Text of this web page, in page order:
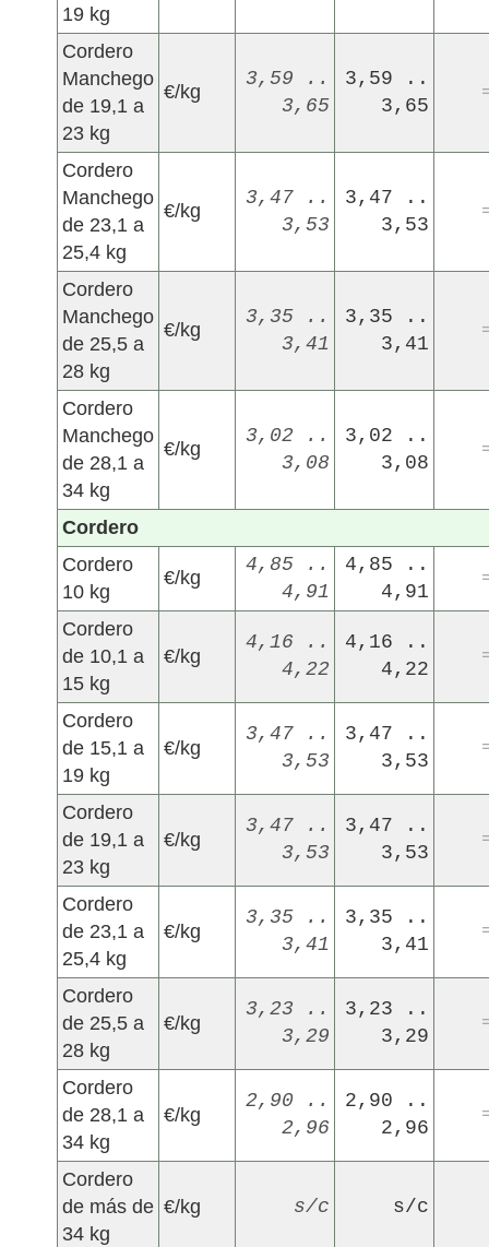
19 kg
Cordero
Manchego
de 19,1 a
23 kg
€/kg
3,59 ..
3,65
3,59 ..
3,65
Cordero
Manchego
de 23,1 a
25,4 kg
€/kg
3,47 ..
3,53
3,47 ..
3,53
Cordero
Manchego
de 25,5 a
28 kg
€/kg
3,35 ..
3,41
3,35 ..
3,41
Cordero
Manchego
de 28,1 a
34 kg
€/kg
3,02 ..
3,08
3,02 ..
3,08
Cordero
Cordero
10 kg
€/kg
4,85 ..
4,91
4,85 ..
4,91
Cordero
de 10,1 a
15 kg
€/kg
4,16 ..
4,22
4,16 ..
4,22
Cordero
de 15,1 a
19 kg
€/kg
3,47 ..
3,53
3,47 ..
3,53
Cordero
de 19,1 a
23 kg
€/kg
3,47 ..
3,53
3,47 ..
3,53
Cordero
de 23,1 a
25,4 kg
€/kg
3,35 ..
3,41
3,35 ..
3,41
Cordero
de 25,5 a
28 kg
€/kg
3,23 ..
3,29
3,23 ..
3,29
Cordero
de 28,1 a
34 kg
€/kg
2,90 ..
2,96
2,90 ..
2,96
Cordero
de más de
34 kg
€/kg s/c s/c